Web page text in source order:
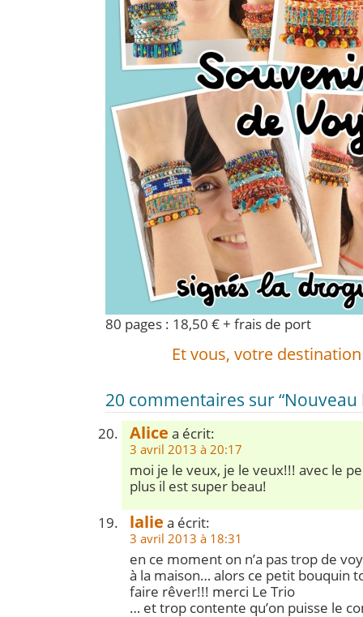
80 pages : 18,50 € + frais de port
Et vous, votre
20 commentaires sur “Nouveau
Alice a écrit:
3 avril 2013 à 20:17
moi je le veux, je le veux!!! avec le
plus il est super beau!
lalie a écrit:
3 avril 2013 à 18:31
en ce moment on n’a pas trop de
à la maison… alors ce petit bouquin
faire rêver!!! merci Le Trio
… et trop contente qu’on puisse le